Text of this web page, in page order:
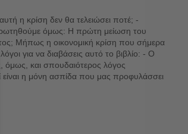
η κρίση δεν θα τελειώσει ποτέ; -
όμως: Η πρώτη μείωση του
Μήπως η οικονομική κρίση που σήμερα
για να διαβάσεις αυτό το βιβλίο: - Ο
όμως, και σπουδαιότερος λόγος
είναι η μόνη ασπίδα που μας προφυλάσσει